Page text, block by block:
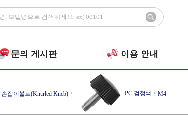
문의 게시판 이용 안내
손잡이볼트(Knurled Knob) > PC 검정색 > M4